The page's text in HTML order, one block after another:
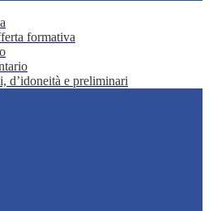
formativa
d’idoneità e preliminari